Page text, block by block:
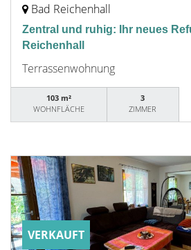
Bad Reichenhall
Zentral und ruhig: Ihr neues
Reichenhall
Terrassenwohnung
103 m²
WOHNFLÄCHE
3
ZIMMER
VERKAUFT